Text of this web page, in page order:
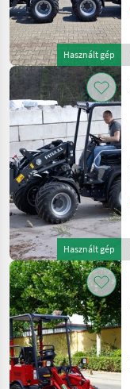
Használt gép
Használt gép